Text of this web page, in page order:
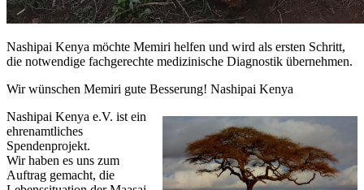
Nashipai Kenya möchte Memiri helfen und wird als ersten Schritt,
die notwendige fachgerechte medizinische Diagnostik übernehmen.
Wir wünschen Memiri gute Besserung! Nashipai Kenya
Nashipai Kenya e.V. ist ein
ehrenamtliches
Spendenprojekt.
Wir haben es uns zum
Auftrag gemacht, die